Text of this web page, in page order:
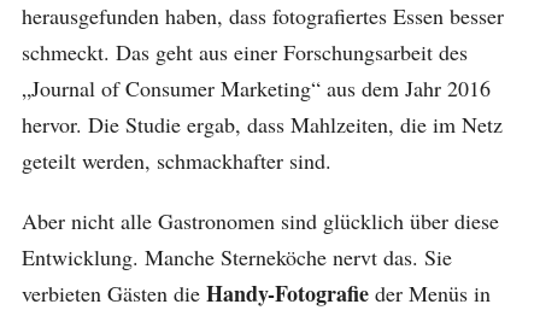
herausgefunden haben, dass fotografiertes Essen besser
schmeckt. Das geht aus einer Forschungsarbeit des
„Journal of Consumer Marketing“ aus dem Jahr 2016
hervor. Die Studie ergab, dass Mahlzeiten, die im Netz
geteilt werden, schmackhafter sind.
Aber nicht alle Gastronomen sind glücklich über diese
Entwicklung. Manche Sterneköche nervt das. Sie
verbieten Gästen die Handy-Fotografie der Menüs in